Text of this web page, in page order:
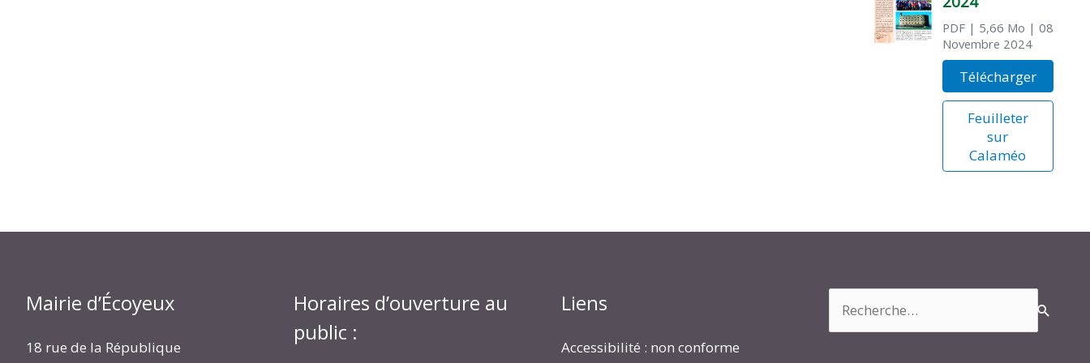
PDF| 5,66 Mo | 08
Novembre 2024
Télécharger
Feuilleter
sur
Calaméo
Mairie d’Écoyeux
18 rue de la République
Horaires d’ouverture au
public :
Liens
Accessibilité : non conforme